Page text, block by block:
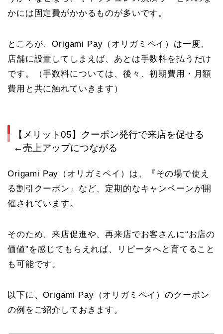
かには固定費がかかるものが多いです。
ところが、Origami Pay （オリガミペイ） は一度、
店舗に設置してしまえば、あとは手数料を払うだけ
です。（手数料については、後々、初期費用・月額
費用と共に触れていきます）
【メリット05】クーポン発行で来店を促せる
←売上アップにつながる
Origami Pay （オリガミペイ） は、『その場で使え
る割引クーポン』など、定期的なキャンペーンが開
催されています。
そのため、来店促進や、再来店でお客さんに“お店の
価値”を感じてもらえれば、リピータへと育てること
も可能です。
以下に、Origami Pay （オリガミペイ）のクーポン
の例をご紹介しておきます。